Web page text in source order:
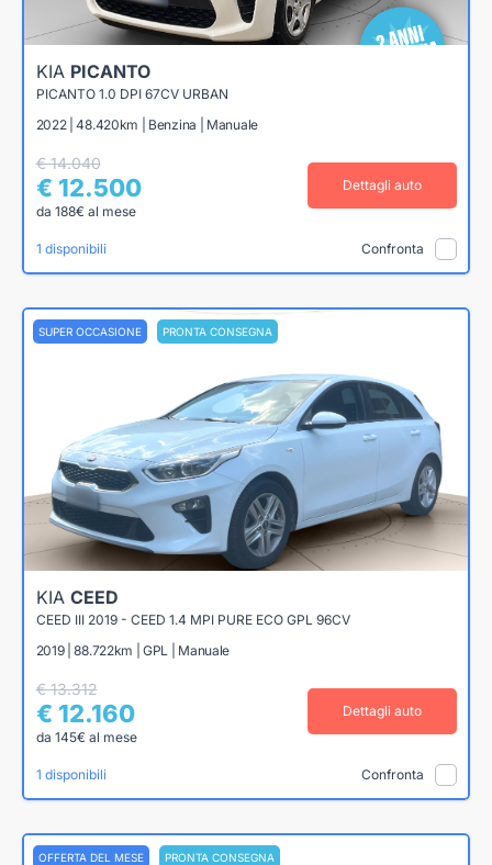
KIA PICANTO
PICANTO 1.0 DPI 67CV URBAN
2022 | 48.420km | Benzina | Manuale
€ 14.040
€ 12.500
da 188€ al mese
Dettagli auto
1 disponibili Confronta
SUPER OCCASIONE PRONTA CONSEGNA
KIA CEED
CEED III 2019 - CEED 1.4 MPI PURE ECO GPL 96CV
2019 | 88.722km | GPL | Manuale
€ 13.312
€ 12.160
da 145€ al mese
Dettagli auto
1 disponibili Confronta
OFFERTA DEL MESE PRONTA CONSEGNA